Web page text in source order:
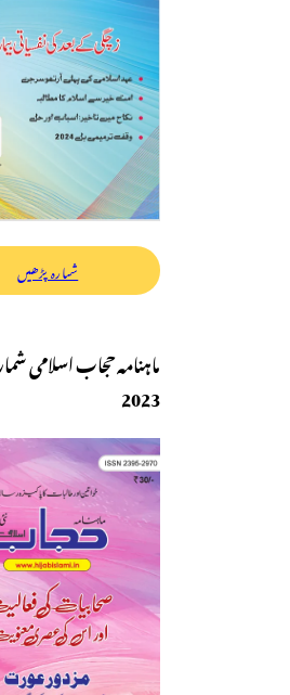
شمارہ پڑھیں
ماہنامہ حجاب اسلامی
2023